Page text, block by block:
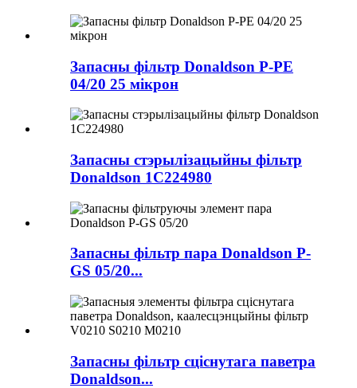
Запасны фільтр Donaldson P-PE
04/20 25 мікрон
Запасны стэрылізацыйны фільтр
Donaldson 1C224980
Запасны фільтр пара Donaldson P-
GS 05/20...
Запасны фільтр сціснутага паветра
Donaldson...